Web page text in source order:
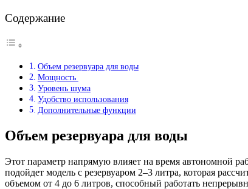
Содержание
Объем резервуара для воды
Мощность
Уровень шума
Удобство использования
Дополнительные функции
Объем резервуара для воды
Этот параметр напрямую влияет на время автономной
подойдет модель с резервуаром 2–3 литра, которая
объемом от 4 до 6 литров, способный работать